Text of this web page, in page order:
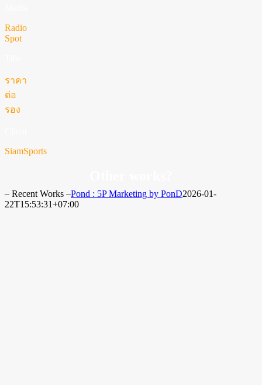
Radio
Spot
ราคา
ต่อ
รอง
SiamSports
– Recent Works –Pond : 5P Marketing by PonD2026-01-
22T15:53:31+07:00